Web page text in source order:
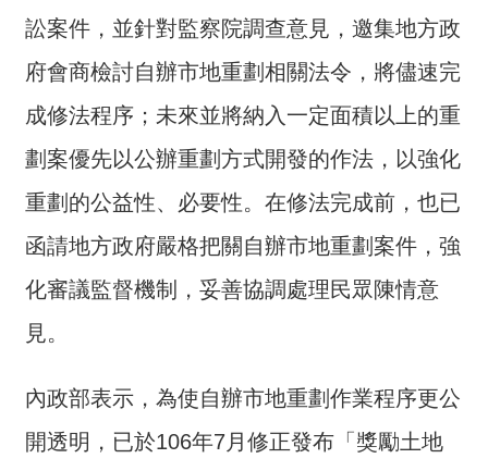
部
簡
介
主
政
策
訊
快
題
服
務
訟案件，並針對監察院調查意見，邀集地方政
府會商檢討自辦市地重劃相關法令，將儘速完
成修法程序；未來並將納入一定面積以上的重
劃案優先以公辦重劃方式開發的作法，以強化
重劃的公益性、必要性。在修法完成前，也已
函請地方政府嚴格把關自辦市地重劃案件，強
化審議監督機制，妥善協調處理民眾陳情意
見。
內政部表示，為使自辦市地重劃作業程序更公
開透明，已於106年7月修正發布「獎勵土地